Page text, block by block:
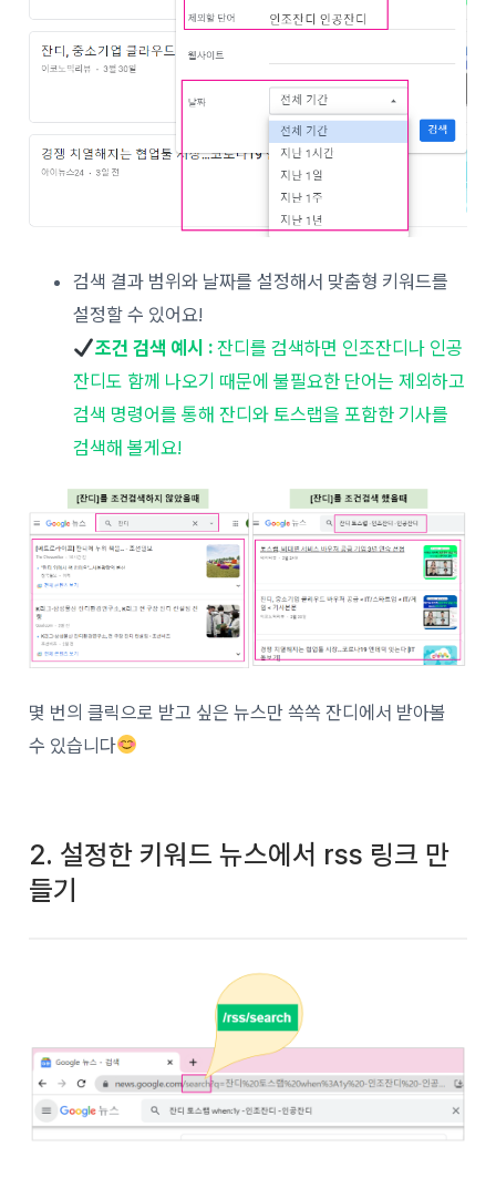
검색 결과 범위와 날짜를 설정해서 맞춤형 키워드를
설정할 수 있어요!
조건 검색 예시 : 잔디를 검색하면 인조잔디나 인공
잔디도 함께 나오기 때문에 불필요한 단어는 제외하고
검색 명령어를 통해 잔디와 토스랩을 포함한 기사를
검색해 볼게요!
몇 번의 클릭으로 받고 싶은 뉴스만 쏙쏙 잔디에서 받아볼
수 있습니다
2. 설정한 키워드 뉴스에서 rss 링크 만
들기